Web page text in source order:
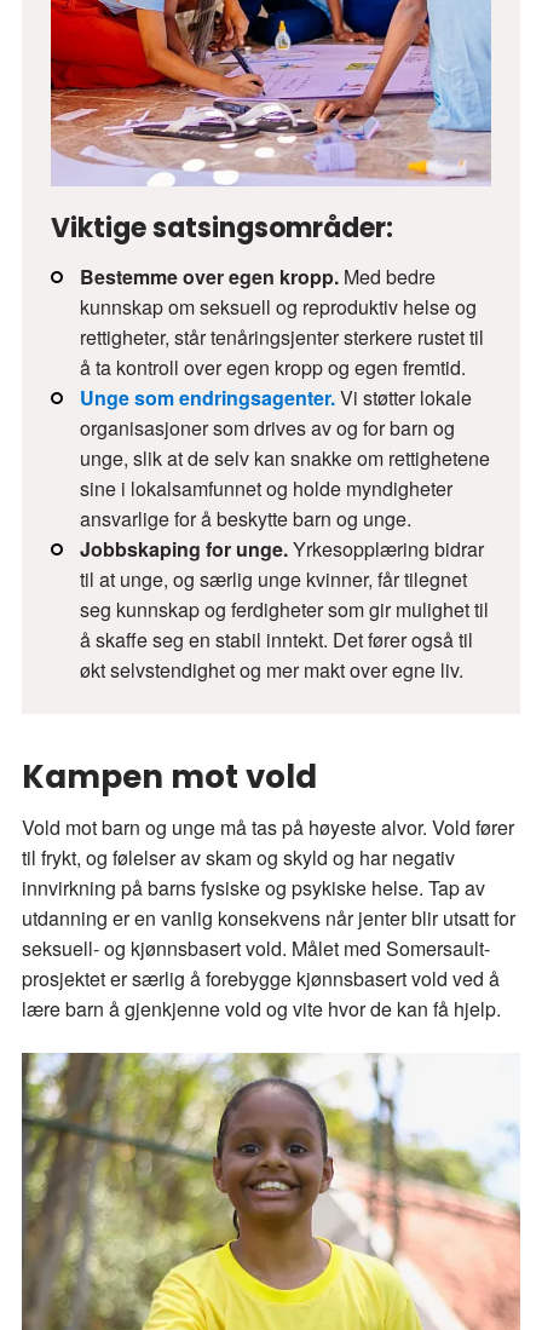
Viktige satsingsområder:
Bestemme over egen kropp. Med bedre
kunnskap om seksuell og reproduktiv helse og
rettigheter, står tenåringsjenter sterkere rustet til
å ta kontroll over egen kropp og egen fremtid.
Unge som endringsagenter.Vi støtter lokale
organisasjoner som drives av og for barn og
unge, slik at de selv kan snakke om rettighetene
sine i lokalsamfunnet og holde myndigheter
ansvarlige for å beskytte barn og unge.
Jobbskaping for unge.Yrkesopplæring bidrar
til at unge, og særlig unge kvinner, får tilegnet
seg kunnskap og ferdigheter som gir mulighet til
å skaffe seg en stabil inntekt. Det fører også til
økt selvstendighet og mer makt over egne liv.
Kampen mot vold
Vold mot barn og unge må tas på høyeste alvor. Vold fører
til frykt, og følelser av skam og skyld og har negativ
innvirkning på barns fysiske og psykiske helse. Tap av
utdanning er en vanlig konsekvens når jenter blir utsatt for
seksuell- og kjønnsbasert vold. Målet med Somersault-
prosjektet er særlig å forebygge kjønnsbasert vold ved å
lære barn å gjenkjenne vold og vite hvor de kan få hjelp.